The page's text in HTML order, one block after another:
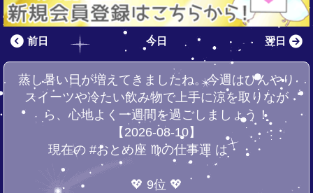
前日 今日 翌日
蒸し暑い日が増えてきましたね。今週はひんやり
スイーツや冷たい飲み物で上手に涼を取りなが
ら、心地よく一週間を過ごしましょう！
【2026-08-10】
現在の #おとめ座 ♍の仕事運 は・・・
💖 9位 💖